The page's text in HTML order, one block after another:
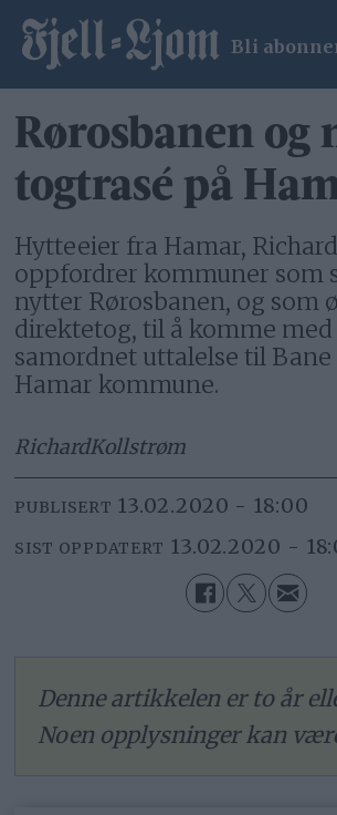
Bli
Rørosbanen og
togtrasé på
Hytteeier fra Hamar,
oppfordrer kommuner som
nytter Rørosbanen, og som
direktetog, til å komme med
samordnet uttalelse til Bane
Hamar kommune.
RichardKollstrøm
PUBLISERT 13.02.2020 - 18:00
SIST OPPDATERT 13.02.2020 -
Denne artikkelen er to år
Noen opplysninger kan